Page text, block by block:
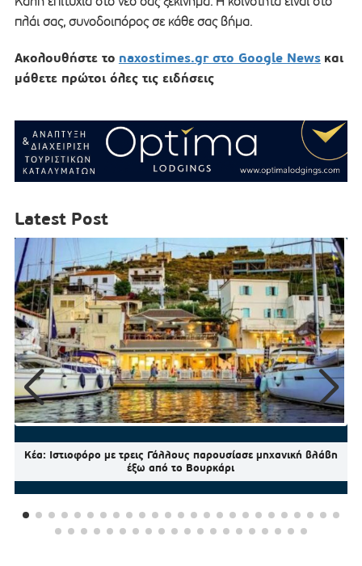
πλάι σας, συνοδοιπόρος σε κάθε σας βήμα.
Ακολουθήστε το naxostimes.gr στο Google News και
μάθετε πρώτοι όλες τις ειδήσεις
Latest Post
Κέα: Ιστιοφόρο με τρεις Γάλλους παρουσίασε μηχανική βλάβη
έξω από το Βουρκάρι